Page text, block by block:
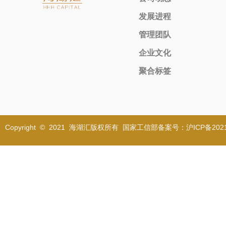
发展进程
管理团队
企业文化
聚合标签
Copyright © 2021 海湖汇版权所有 国家工信部备案号：沪ICP备